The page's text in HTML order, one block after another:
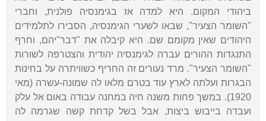
ביהודי המקום. היא למדה אז בגימנסיה פולנית, וחברי
"השומר הצעיר", שבאו לשערי הגימנסיה, הסבירו לתלמידים
היהודים שאין מקומם שם. היא קיבלה את "דבר"יהם, וחרף
התנגדות ההורים עברה לגימנסיה יהודית והצטרפה לשורות
"השומר הצעיר". מרד נעורים זה החריף כשוויתרה על בחינות
הבגרות ועלתה לארץ עוד בטרם מלאו לה שמונה-עשרה (מאי
1920). במשך פחות משנה חיה במחנה עבודה באום אל עלק
ועבדה בייבוש ביצות, אבל בשל קדחת קשה שגרמה לה